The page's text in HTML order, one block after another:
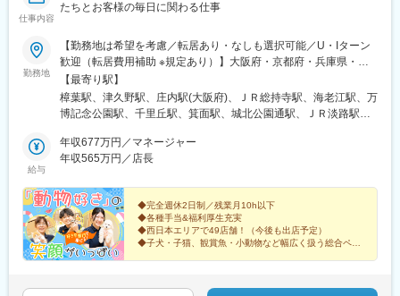
仕事内容
たちとお客様の毎日に関わる仕事
勤務地
【勤務地は希望を考慮／転居あり・なしも選択可能／U・Iターン
歓迎（転居費用補助 ※規定あり）】大阪府・京都府・兵庫県・奈
良県・和歌山県・愛知県・徳島県・高知県・香川県・愛媛県・広
島県・鳥取県・島根県・福岡県の直営店舗◎現在、愛知県・鳥取
県・中国地方エリアを積極採用中です！＜勤務地＞■大阪府／大阪
市・豊中市・枚方市・高槻市■京都府／京都市・八幡市・木津川市
■兵庫県／西宮市・伊丹市・加古川市・明石市・神戸市■奈良県／
市■愛知県／名古屋市・日進市・知多市・江南市■徳島県／板野郡
藍住町■香川県／高松市■愛媛県／今治市・伊予郡松前町■高知県
／高知市■広島県／広島市・福山市・廿日市市 ■鳥取県／鳥取市■
島根県／出雲市・松江市■福岡県／筑紫野市・北九州市◎受動喫煙
対策：分煙※喫煙所あり
【最寄り駅】
樟葉駅、津久野駅、庄内駅(大阪府)、ＪＲ総持寺駅、海老江駅、万
博記念公園駅、千里丘駅、箕面駅、城北公園通駅、ＪＲ淡路駅、
田駅、井原里駅、住之江公園駅、西二見駅、伊丹駅(阪急線)、加古
川駅、春日野道駅(阪神線)、西ノ京駅、大和高田駅、笠縫駅、浮孔
都芸術大学駅、東松江駅(和歌山県)、江南駅(愛知県)、古見駅(愛知
県)、港区役所駅、赤池駅(愛知県)、勝瑞駅、高知駅、伏石駅、古
泉駅、今治駅、道上駅、廿日市市役所前・平良駅、商工センター
入口駅、湖山駅、松江駅、出雲市駅、朝倉街道駅、西小倉駅、野
田駅(阪神線)、公園東口駅、下新庄駅、大小路駅、岩屋駅(兵庫
駅、平和通駅、野田阪神駅、淡路駅、花田口駅、灘駅、草津南
給与
年収677万円／マネージャー
年収565万円／店長
◆完全週休2日制／残業月10h以下
◆各種手当&福利厚生充実
◆西日本エリアで49店舗！（今後も出店予定）
◆子犬・子猫、観賞魚・小動物など幅広く扱う総合ペッ